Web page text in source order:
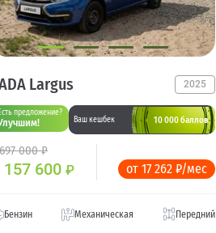
Largus 2025
предложение?
Ваш кешбек 10 000 баллов
000 ₽
157 600 ₽ от 17 262 ₽/мес
Бензин Механическая Передний